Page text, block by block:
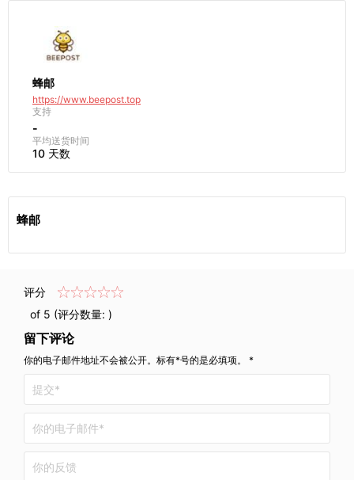
蜂邮
https://www.beepost.top
支持
-
平均送货时间
10 天数
蜂邮
评分
of 5 (评分数量: )
留下评论
你的电子邮件地址不会被公开。标有*号的是必填项。 *